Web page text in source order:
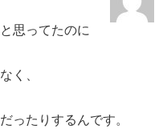
思ってたのに
く、
ったりするんです。